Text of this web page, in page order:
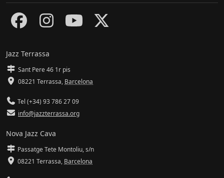
Jazz Terrassa
Sant Pere 46 1r pis
08221 Terrassa, Barcelona
Tel (+34) 93 786 27 09
info@jazzterrassa.org
Nova Jazz Cava
Passatge Tete Montoliu, s/n
08221 Terrassa, Barcelona